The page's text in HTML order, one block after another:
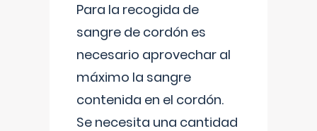
Para la recogida de
sangre de cordón es
necesario aprovechar al
máximo la sangre
contenida en el cordón.
Se necesita una cantidad